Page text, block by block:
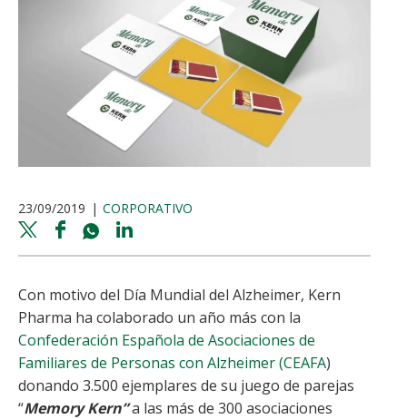
23/09/2019 CORPORATIVO
Twitter
share
Facebook
share
Whatsapp
shareshare
Con motivo del Día Mundial del Alzheimer, Kern
Pharma ha colaborado un año más con la
Confederación Española de Asociaciones de
Familiares de Personas con Alzheimer (CEAFA)
donando 3.500 ejemplares de su juego de parejas
“Memory Kern”a las más de 300 asociaciones